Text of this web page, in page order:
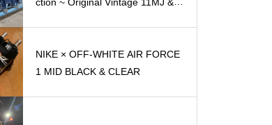
NIKE × OFF-WHITE AIR FORCE
1 MID BLACK & CLEAR